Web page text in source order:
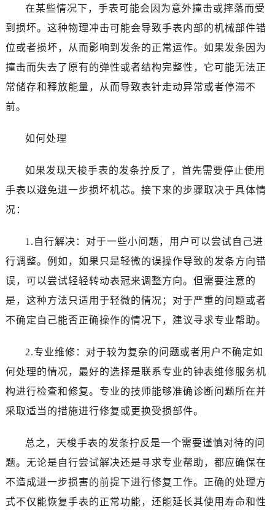
在某些情况下，手表可能会因为意外撞击或摔落而受
到损坏。这种物理冲击可能会导致手表内部的机械部件错
位或者损坏，从而影响到发条的正常运作。如果发条因为
撞击而失去了原有的弹性或者结构完整性，它可能无法正
常储存和释放能量，从而导致表针走动异常或者停滞不
前。
如何处理
如果发现天梭手表的发条拧反了，首先需要停止使用
手表以避免进一步损坏机芯。接下来的步骤取决于具体情
况：
1.自行解决：对于一些小问题，用户可以尝试自己进
行调整。例如，如果只是轻微的误操作导致的发条方向错
误，可以尝试轻轻转动表冠来调整方向。但需要注意的
是，这种方法只适用于轻微的情况；对于严重的问题或者
不确定自己能否正确操作的情况下，建议寻求专业帮助。
2.专业维修：对于较为复杂的问题或者用户不确定如
何处理的情况，最好的选择是联系专业的钟表维修服务机
构进行检查和修复。专业的技师能够准确诊断问题所在并
采取适当的措施进行修复或更换受损部件。
总之，天梭手表的发条拧反是一个需要谨慎对待的问
题。无论是自行尝试解决还是寻求专业帮助，都应确保在
不造成进一步损害的前提下进行修复工作。正确的处理方
式不仅能恢复手表的正常功能，还能延长其使用寿命和性